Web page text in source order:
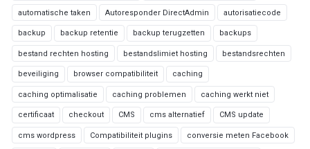
automatische taken Autoresponder DirectAdmin autorisatiecode
backup backup retentie backup terugzetten backups
bestand rechten hosting bestandslimiet hosting bestandsrechten
beveiliging browser compatibiliteit caching
caching optimalisatie caching problemen caching werkt niet
certificaat checkout CMS cms alternatief CMS update
cms wordpress Compatibiliteit plugins conversie meten Facebook